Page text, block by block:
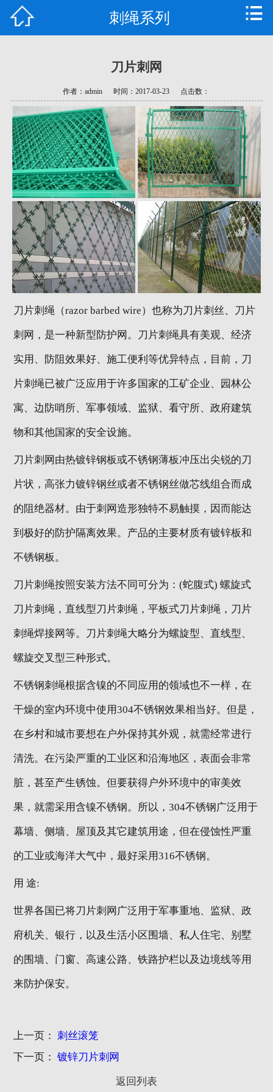
新闻资讯
技术支持
常见问题
资质荣誉
联系我们
刺绳系列
刀片刺网
作者：admin 时间：2017-03-23 点击数：
刀片刺绳（razor barbed wire）也称为刀片刺丝、刀片
刺网，是一种新型防护网。刀片刺绳具有美观、经济
实用、防阻效果好、施工便利等优异特点，目前，刀
片刺绳已被广泛应用于许多国家的工矿企业、园林公
寓、边防哨所、军事领域、监狱、看守所、政府建筑
物和其他国家的安全设施。
刀片刺网由热镀锌钢板或不锈钢薄板冲压出尖锐的刀
片状，高张力镀锌钢丝或者不锈钢丝做芯线组合而成
的阻绝器材。由于刺网造形独特不易触摸，因而能达
到极好的防护隔离效果。产品的主要材质有镀锌板和
不锈钢板。
刀片刺绳按照安装方法不同可分为：(蛇腹式) 螺旋式
刀片刺绳，直线型刀片刺绳，平板式刀片刺绳，刀片
刺绳焊接网等。刀片刺绳大略分为螺旋型、直线型、
螺旋交叉型三种形式。
不锈钢刺绳根据含镍的不同应用的领域也不一样，在
干燥的室内环境中使用304不锈钢效果相当好。但是，
在乡村和城市要想在户外保持其外观，就需经常进行
清洗。在污染严重的工业区和沿海地区，表面会非常
脏，甚至产生锈蚀。但要获得户外环境中的审美效
果，就需采用含镍不锈钢。所以，304不锈钢广泛用于
幕墙、侧墙、屋顶及其它建筑用途，但在侵蚀性严重
的工业或海洋大气中，最好采用316不锈钢。
用 途:
世界各国已将刀片刺网广泛用于军事重地、监狱、政
府机关、银行，以及生活小区围墙、私人住宅、别墅
的围墙、门窗、高速公路、铁路护栏以及边境线等用
来防护保安。
上一页： 刺丝滚笼
下一页： 镀锌刀片刺网
返回列表